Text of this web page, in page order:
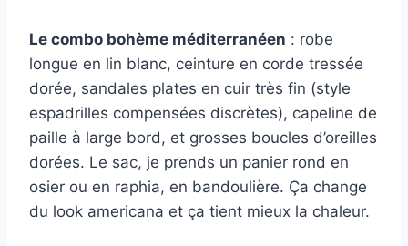
Le combo bohème méditerranéen : robe
longue en lin blanc, ceinture en corde tressée
dorée, sandales plates en cuir très fin (style
espadrilles compensées discrètes), capeline de
paille à large bord, et grosses boucles d’oreilles
dorées. Le sac, je prends un panier rond en
osier ou en raphia, en bandoulière. Ça change
du look americana et ça tient mieux la chaleur.